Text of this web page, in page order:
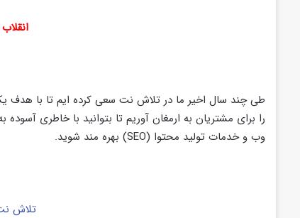
طی چند سال اخیر ما در تلاش نت سعی کرده ایم تا با هدف
را برای مشتریان به ارمغان آوریم تا بتوانید با خاطری
وب و خدمات تولید محتوا (SEO) بهره مند شوید.
تلاش